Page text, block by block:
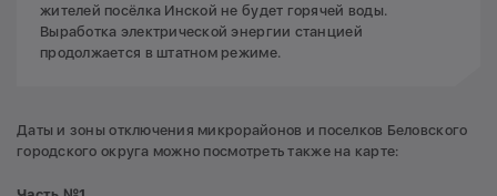
жителей посёлка Инской не будет горячей воды.
Выработка электрической энергии станцией
продолжается в штатном режиме.
Даты и зоны отключения микрорайонов и поселков Беловского
городского округа можно посмотреть также на карте: